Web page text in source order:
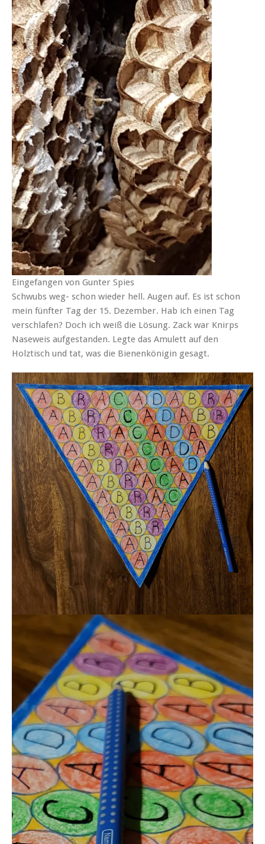
Eingefangen von Gunter Spies
Schwubs weg- schon wieder hell. Augen auf. Es ist schon
mein fünfter Tag der 15. Dezember. Hab ich einen Tag
verschlafen? Doch ich weiß die Lösung. Zack war Knirps
Naseweis aufgestanden. Legte das Amulett auf den
Holztisch und tat, was die Bienenkönigin gesagt.